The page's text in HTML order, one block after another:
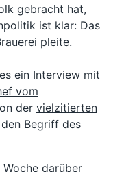
gebracht hat,
ist klar: Das
pleite.
ein Interview mit
vom
der vielzitierten
Begriff des
darüber